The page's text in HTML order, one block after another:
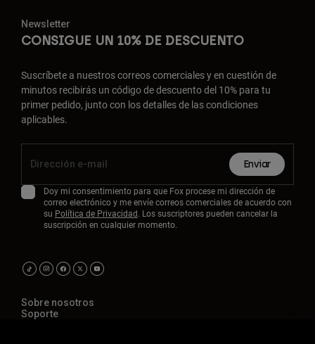
Newsletter
CONSIGUE UN 10% DE DESCUENTO
Suscríbete a nuestros correos comerciales y en cuestión de
minutos recibirás un código de descuento del 10% para tu
primer pedido, junto con los detalles de las condiciones
aplicables.
Enviar
Doy mi consentimiento para que Fox procese mi dirección de
correo electrónico y me envíe correos comerciales de acuerdo con
su Política de Privacidad. Los suscriptores pueden cancelar la
suscripción en cualquier momento.
Sobre nosotros
Soporte